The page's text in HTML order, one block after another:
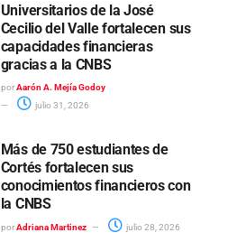
Universitarios de la José
Cecilio del Valle fortalecen sus
capacidades financieras
gracias a la CNBS
por Aarón A. Mejía Godoy
julio 31, 2026
Más de 750 estudiantes de
Cortés fortalecen sus
conocimientos financieros con
la CNBS
por Adriana Martinez julio 28, 2026